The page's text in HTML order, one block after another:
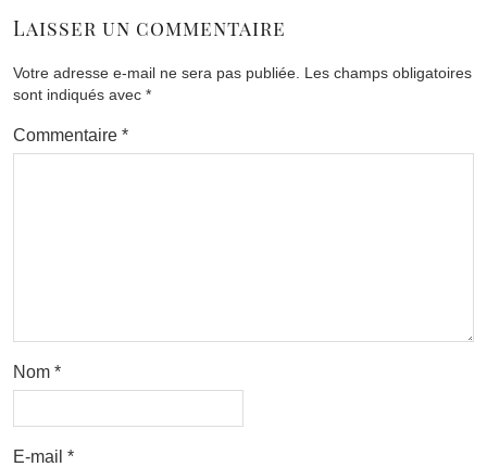
Laisser un commentaire
Votre adresse e-mail ne sera pas publiée. Les champs obligatoires
sont indiqués avec *
Commentaire *
Nom *
E-mail *